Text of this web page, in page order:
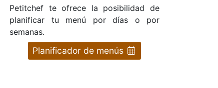
Petitchef te ofrece la posibilidad de
planificar tu menú por días o por
semanas.
Planificador de menús